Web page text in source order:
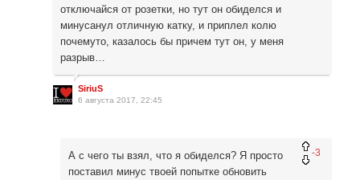
отключайся от розетки, но тут он обиделся и
минусанул отличную катку, и приплел колю
почемуто, казалось бы причем тут он, у меня
разрыв…
SiriuS
6 августа 2017, 22:45
-3
А с чего ты взял, что я обиделся? Я просто
поставил минус твоей попытке обновить